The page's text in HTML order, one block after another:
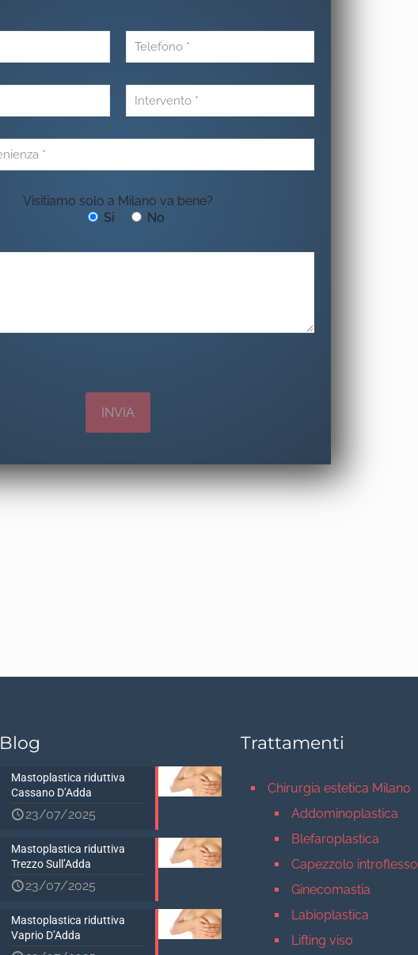
Visitiamo solo a Milano va bene?
Si
No
Blog
Mastoplastica riduttiva
Cassano D’Adda
23/07/2025
Mastoplastica riduttiva
Trezzo Sull’Adda
23/07/2025
Mastoplastica riduttiva
Vaprio D’Adda
Trattamenti
Chirurgia estetica Milano
Addominoplastica
Blefaroplastica
Capezzolo introflesso
Ginecomastia
Labioplastica
Lifting viso